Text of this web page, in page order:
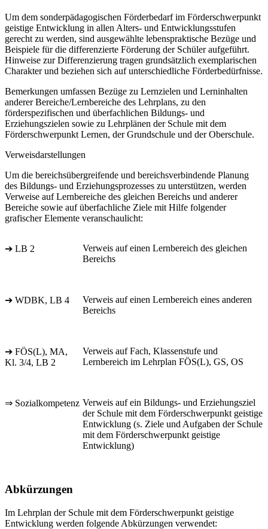
Um dem sonderpädagogischen Förderbedarf im Förderschwerpunkt
geistige Entwicklung in allen Alters- und Entwicklungsstufen
gerecht zu werden, sind ausgewählte lebenspraktische Bezüge und
Beispiele für die differenzierte Förderung der Schüler aufgeführt.
Hinweise zur Differenzierung tragen grundsätzlich exemplarischen
Charakter und beziehen sich auf unterschiedliche Förderbedürfnisse.
Bemerkungen umfassen Bezüge zu Lernzielen und Lerninhalten
anderer Bereiche/Lernbereiche des Lehrplans, zu den
förderspezifischen und überfachlichen Bildungs- und
Erziehungszielen sowie zu Lehrplänen der Schule mit dem
Förderschwerpunkt Lernen, der Grundschule und der Oberschule.
Verweisdarstellungen
Um die bereichsübergreifende und bereichsverbindende Planung
des Bildungs- und Erziehungsprozesses zu unterstützen, werden
Verweise auf Lernbereiche des gleichen Bereichs und anderer
Bereiche sowie auf überfachliche Ziele mit Hilfe folgender
grafischer Elemente veranschaulicht:
➔ LB 2
Verweis auf einen Lernbereich des gleichen
Bereichs
➔ WDBK, LB 4
Verweis auf einen Lernbereich eines anderen
Bereichs
➔ FÖS(L), MA,
Kl. 3/4, LB 2
Verweis auf Fach, Klassenstufe und
Lernbereich im Lehrplan FÖS(L), GS, OS
⇒ Sozialkompetenz Verweis auf ein Bildungs- und Erziehungsziel
der Schule mit dem Förderschwerpunkt geistige
Entwicklung (s. Ziele und Aufgaben der Schule
mit dem Förderschwerpunkt geistige
Entwicklung)
Abkürzungen
Im Lehrplan der Schule mit dem Förderschwerpunkt geistige
Entwicklung werden folgende Abkürzungen verwendet: